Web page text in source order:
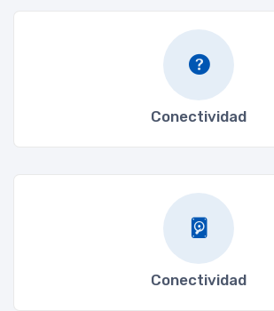
Conectividad
Conectividad